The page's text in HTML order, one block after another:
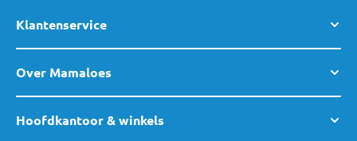
Klantenservice
Over Mamaloes
Hoofdkantoor & winkels